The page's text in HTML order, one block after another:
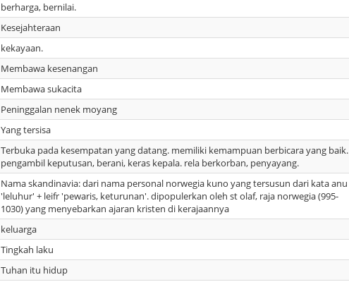
berharga, bernilai.
Kesejahteraan
kekayaan.
Membawa kesenangan
Membawa sukacita
Peninggalan nenek moyang
Yang tersisa
Terbuka pada kesempatan yang datang. memiliki kemampuan berbicara yang baik.
pengambil keputusan, berani, keras kepala. rela berkorban, penyayang.
Nama skandinavia: dari nama personal norwegia kuno yang tersusun dari kata anu
'leluhur' + leifr 'pewaris, keturunan'. dipopulerkan oleh st olaf, raja norwegia (995-
1030) yang menyebarkan ajaran kristen di kerajaannya
keluarga
Tingkah laku
Tuhan itu hidup